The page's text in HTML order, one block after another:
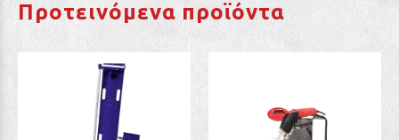
Προτεινόμενα προϊόντα